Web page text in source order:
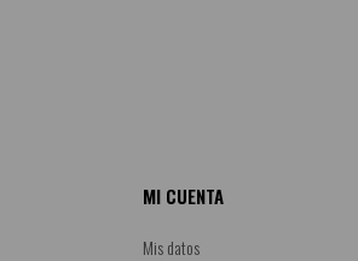
MI CUENTA
Mis datos